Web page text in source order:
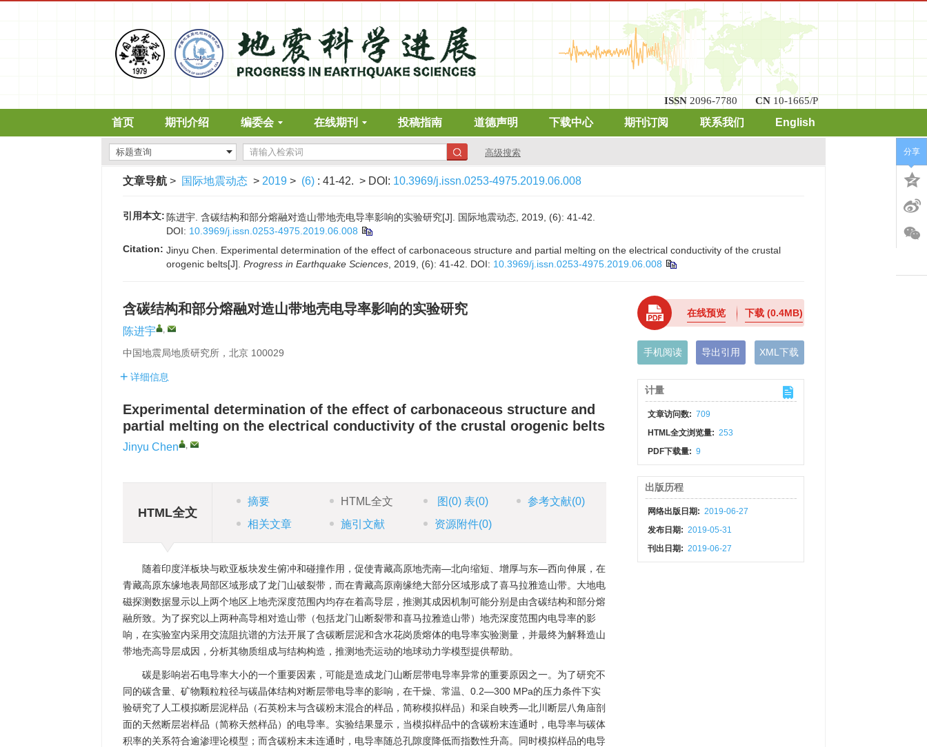
ISSN 2096-7780 CN 10-1665/P
首页 期刊介绍 编委会 在线期刊 投稿指南 道德声明 下载中心 期刊订阅 联系我们 English
高级搜索
文章导航 > 国际地震动态 > 2019 > (6) : 41-42. > DOI: 10.3969/j.issn.0253-4975.2019.06.008
引用本文: 陈进宇. 含碳结构和部分熔融对造山带地壳电导率影响的实验研究[J]. 国际地震动态, 2019, (6): 41-42.
DOI: 10.3969/j.issn.0253-4975.2019.06.008
Citation: Jinyu Chen. Experimental determination of the effect of carbonaceous structure and partial melting on the electrical conductivity of the crustal
orogenic belts[J]. Progress in Earthquake Sciences , 2019, (6): 41-42. DOI: 10.3969/j.issn.0253-4975.2019.06.008
含碳结构和部分熔融对造山带地壳电导率影响的实验研究
陈进宇 ,
中国地震局地质研究所，北京 100029
详细信息
Experimental determination of the effect of carbonaceous structure and
partial melting on the electrical conductivity of the crustal orogenic belts
Jinyu Chen ,
HTML全文
摘要 HTML全文 图 (0)表(0) 参考文献(0)
相关文章
施引文献 资源附件(0)
随着印度洋板块与欧亚板块发生俯冲和碰撞作用，促使青藏高原地壳南—北向缩短、增厚与东—西向伸展，在
青藏高原东缘地表局部区域形成了龙门山破裂带，而在青藏高原南缘绝大部分区域形成了喜马拉雅造山带。大地电
磁探测数据显示以上两个地区上地壳深度范围内均存在着高导层，推测其成因机制可能分别是由含碳结构和部分熔
融所致。为了探究以上两种高导相对造山带（包括龙门山断裂带和喜马拉雅造山带）地壳深度范围内电导率的影
响，在实验室内采用交流阻抗谱的方法开展了含碳断层泥和含水花岗质熔体的电导率实验测量，并最终为解释造山
带地壳高导层成因，分析其物质组成与结构构造，推测地壳运动的地球动力学模型提供帮助。
碳是影响岩石电导率大小的一个重要因素，可能是造成龙门山断层带电导率异常的重要原因之一。为了研究不
同的碳含量、矿物颗粒粒径与碳晶体结构对断层带电导率的影响，在干燥、常温、0.2—300 MPa的压力条件下实
验研究了人工模拟断层泥样品（石英粉末与含碳粉末混合的样品，简称模拟样品）和采自映秀—北川断层八角庙剖
面的天然断层岩样品（简称天然样品）的电导率。实验结果显示，当模拟样品中的含碳粉末连通时，电导率与碳体
积率的关系符合逾渗理论模型；而含碳粉末未连通时，电导率随总孔隙度降低而指数性升高。同时模拟样品的电导
在线预览 下载(0.4MB)
手机阅读 导出引用 XML下载
计量
文章访问数: 709
HTML全文浏览量: 253
PDF下载量: 9
出版历程
网络出版日期: 2019-06-27
发布日期: 2019-05-31
刊出日期: 2019-06-27
分享